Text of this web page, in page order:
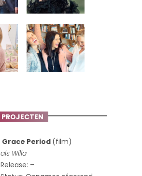
PROJECTEN
Grace Period (film)
als Willa
Release: –